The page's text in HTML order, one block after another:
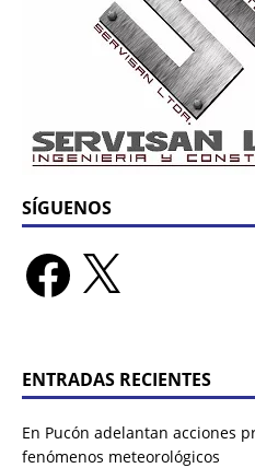
SÍGUENOS
ENTRADAS RECIENTES
En Pucón adelantan acciones
fenómenos meteorológicos